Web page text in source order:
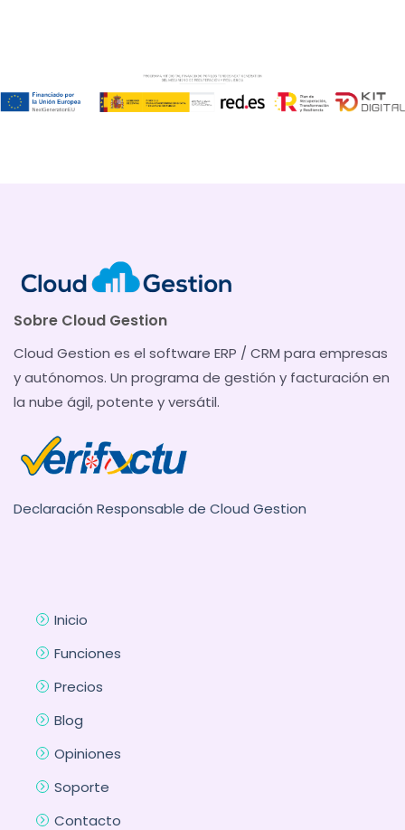
Sobre Cloud Gestion
Cloud Gestion es el software ERP / CRM para empresas
y autónomos. Un programa de gestión y facturación en
la nube ágil, potente y versátil.
Declaración Responsable de Cloud Gestion
Inicio
Funciones
Precios
Blog
Opiniones
Soporte
Contacto